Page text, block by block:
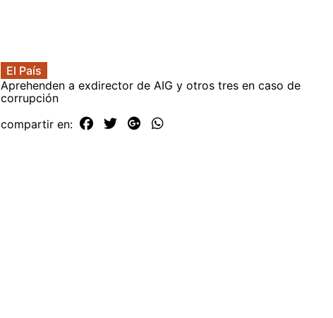
El País
Aprehenden a exdirector de AIG y otros tres en caso de
corrupción
compartir en: